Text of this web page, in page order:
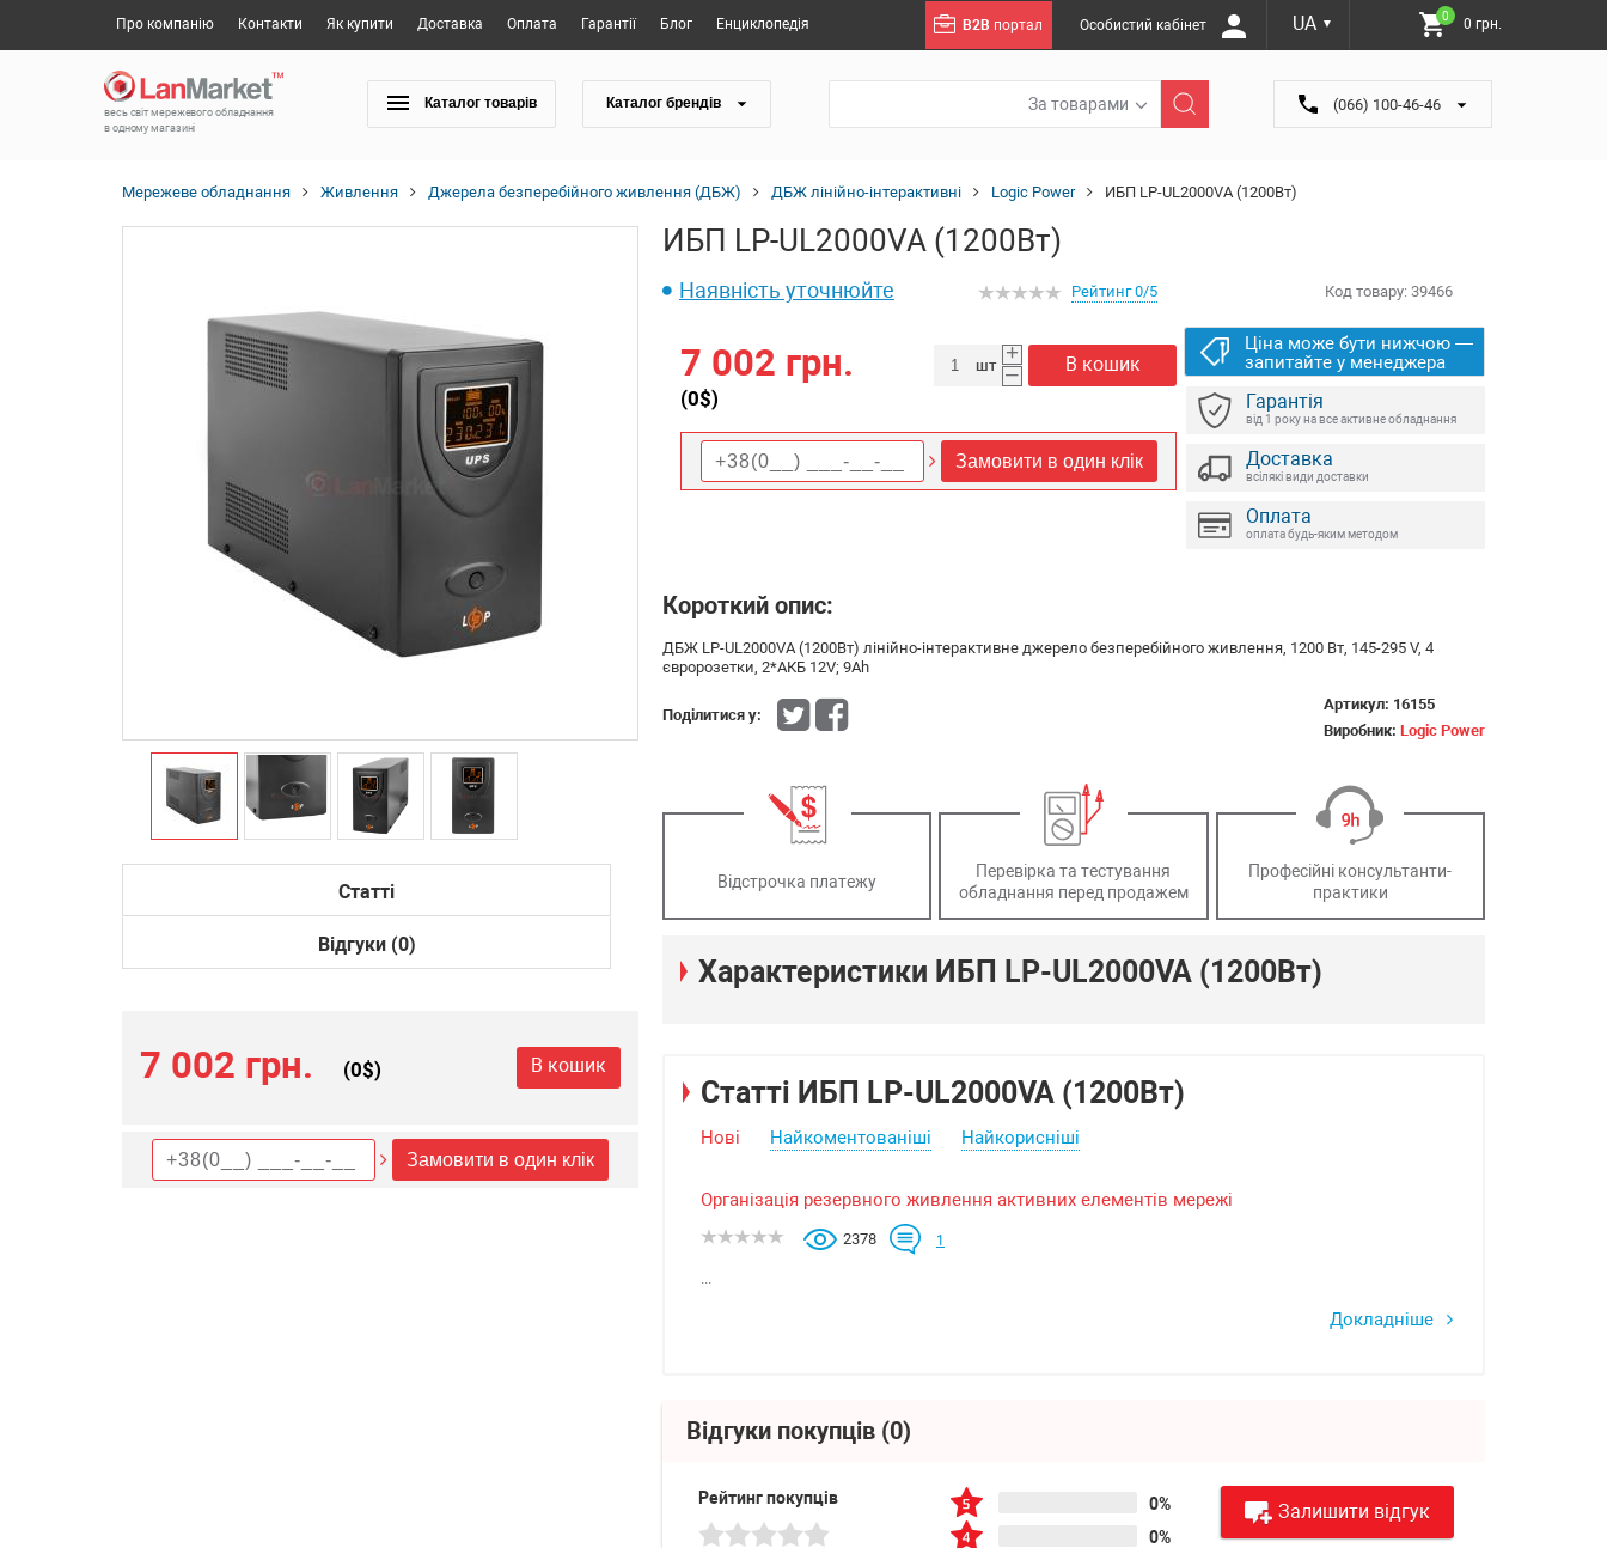
Про компанію Контакти Як купити Доставка Оплата Гарантії Блог Енциклопедія B2B портал Особистий кабінет UA ▼
0 0 грн.
весь світ мережевого обладнання
в одному магазині
Каталог товарів Каталог брендів За товарами (066) 100-46-46
Мережеве обладнання Живлення Джерела безперебійного живлення (ДБЖ) ДБЖ лінійно-інтерактивні Logic Power ИБП LP-UL2000VA (1200Вт)
Статті
Відгуки (0)
7 002 грн. (0$) В кошик
Замовити в один клік
ИБП LP-UL2000VA (1200Вт)
Наявність уточнюйте Код товару: 39466
Рейтинг 0/5
7 002 грн.
(0$)
+
–
В кошик
шт
Замовити в один клік
Ціна може бути нижчою —
запитайте у менеджера
Гарантія
від 1 року на все активне обладнання
Доставка
всілякі види доставки
Оплата
оплата будь-яким методом
Короткий опис:
ДБЖ LP-UL2000VA (1200Вт) лінійно-інтерактивне джерело безперебійного живлення, 1200 Вт, 145-295 V, 4
євророзетки, 2*АКБ 12V; 9Ah
Артикул: 16155
Виробник: Logic Power
Поділитися у:
Відстрочка платежу
Перевірка та тестування
обладнання перед продажем
Професійні консультанти-
практики
Характеристики ИБП LP-UL2000VA (1200Вт)
Статті ИБП LP-UL2000VA (1200Вт)
Нові Найкоментованіші Найкорисніші
Організація резервного живлення активних елементів мережі
2378 1
Докладніше
Відгуки покупців (0)
Рейтинг покупців
0%
0%
Залишити відгук